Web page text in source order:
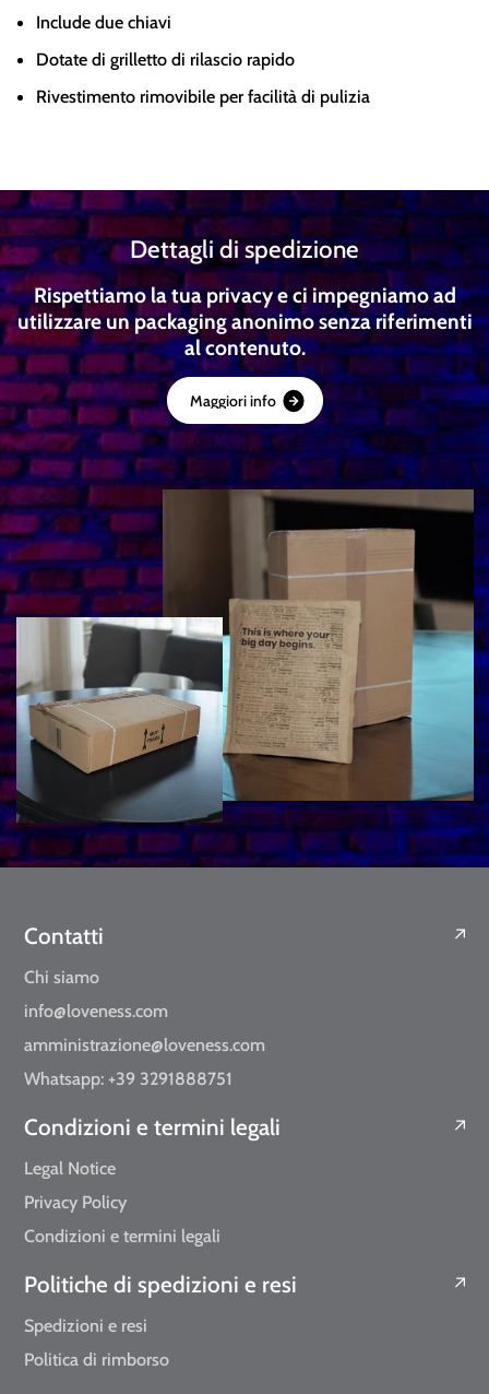
Include due chiavi
Dotate di grilletto di rilascio rapido
Rivestimento rimovibile per facilità di pulizia
Dettagli di spedizione
Rispettiamo la tua privacy e ci impegniamo ad
utilizzare un packaging anonimo senza riferimenti
al contenuto.
Maggioriinfo
Contatti
Chi siamo
info@loveness.com
amministrazione@loveness.com
Whatsapp: +39 3291888751
Condizioni e termini legali
Legal Notice
Privacy Policy
Condizioni e termini legali
Politiche di spedizioni e resi
Spedizioni e resi
Politica di rimborso